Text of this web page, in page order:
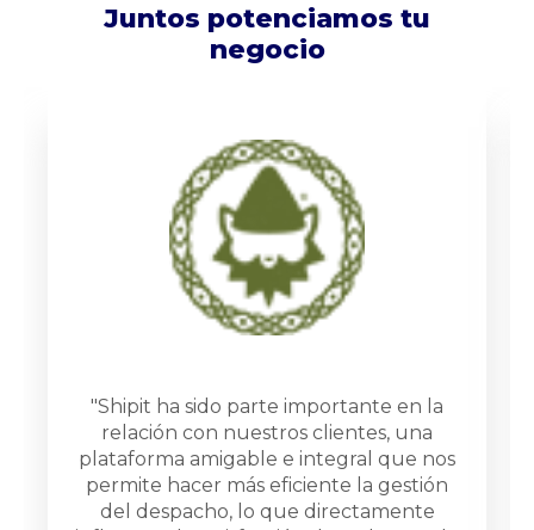
Juntos potenciamos tu
negocio
"Shipit ha sido parte importante en la
relación con nuestros clientes, una
plataforma amigable e integral que nos
permite hacer más eficiente la gestión
del despacho, lo que directamente